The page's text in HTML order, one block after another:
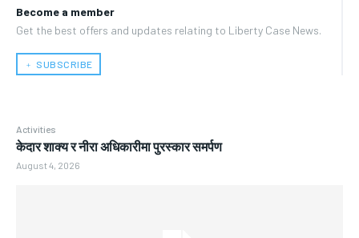
Become a member
Get the best offers and updates relating to Liberty Case News.
﹢ SUBSCRIBE
Activities
केदार शाक्य र नीरा अधिकारीमा पुरस्कार समर्पण
August 4, 2026